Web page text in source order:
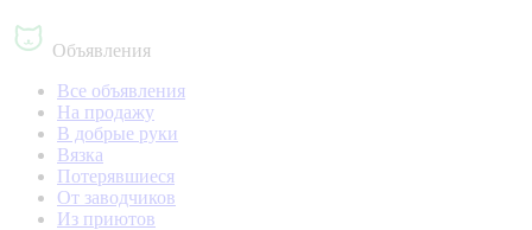
Объявления
Все объявления
На продажу
В добрые руки
Вязка
Потерявшиеся
От заводчиков
Из приютов